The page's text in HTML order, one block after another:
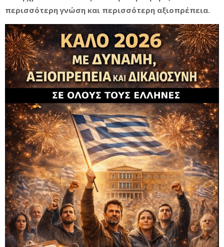
περισσότερη γνώση και περισσότερη αξιοπρέπεια.